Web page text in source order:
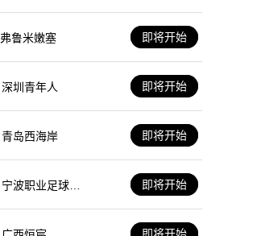
弗鲁米嫩塞 即将开始
深圳青年人 即将开始
青岛西海岸 即将开始
宁波职业足球俱
即将开始
即将开始